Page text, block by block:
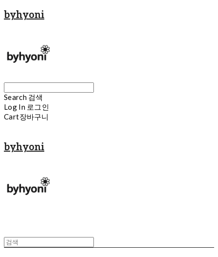
byhyoni
Search 검색
Log In 로그인
Cart장바구니
byhyoni